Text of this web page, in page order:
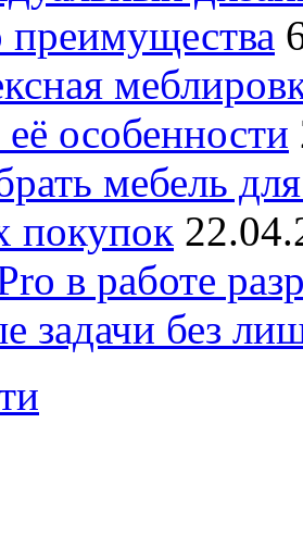
преимущества
особенности
мебель
покупок
в работе
задачи без